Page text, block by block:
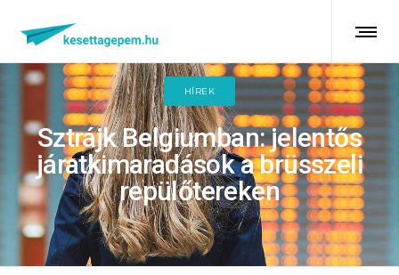
HÍREK
Sztrájk Belgiumban: jelentős
járatkimaradások a brüsszeli
repülőtereken